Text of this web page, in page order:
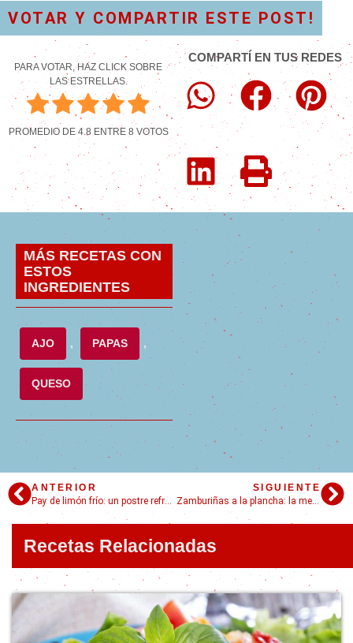
VOTAR Y COMPARTIR ESTE POST!
PARA VOTAR, HAZ CLICK SOBRE
LAS ESTRELLAS.
PROMEDIO DE 4.8 ENTRE 8 VOTOS
COMPARTÍ EN TUS REDES
MÁS RECETAS CON
ESTOS
INGREDIENTES
AJO , PAPAS ,
QUESO
ANTERIOR
SIGUIENTE
Zamburiñas a la plancha: la mejor forma de disfrutar de su sabor
Recetas Relacionadas